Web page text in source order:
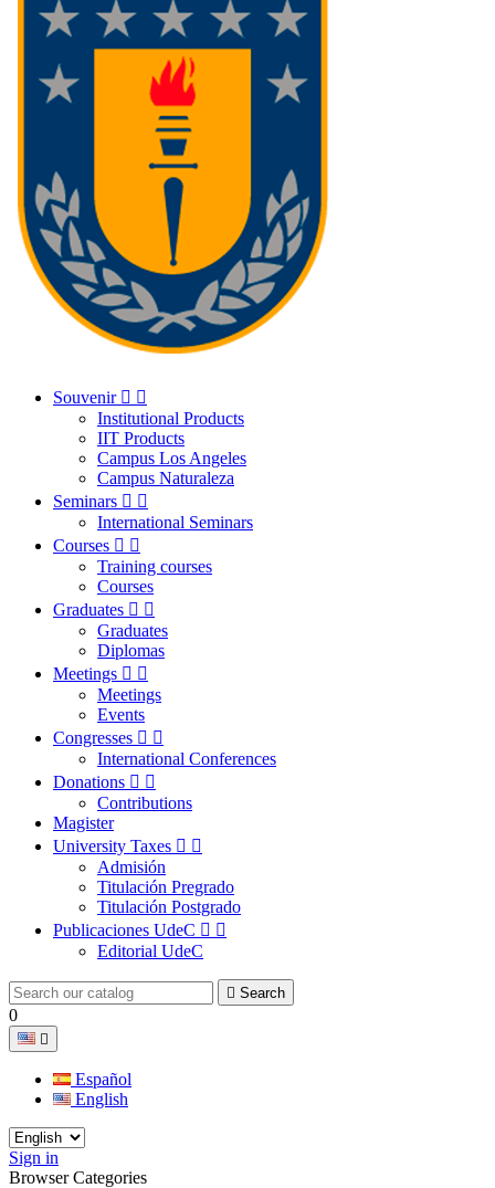
Souvenir  
Institutional Products
IIT Products
Campus Los Angeles
Campus Naturaleza
Seminars  
International Seminars
Courses  
Training courses
Courses
Graduates  
Graduates
Diplomas
Meetings  
Meetings
Events
Congresses  
International Conferences
Donations  
Contributions
Magister
University Taxes  
Admisión
Titulación Pregrado
Titulación Postgrado
Publicaciones UdeC  
Editorial UdeC
 Search
0

Español
English
Sign in
Browser Categories